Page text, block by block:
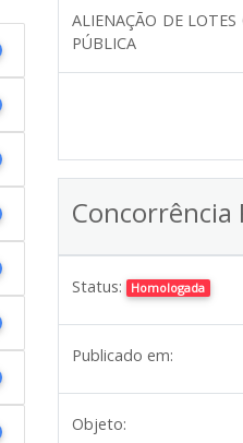
ALIENAÇÃO DE
PÚBLICA
Concorrência
Status: Homologada
Publicado em:
Objeto: